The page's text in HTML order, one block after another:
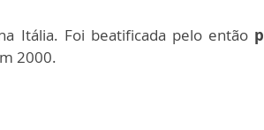
Itália. Foi beatificada pelo então
2000.